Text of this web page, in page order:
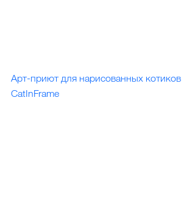
Арт-приют для нарисованных котиков
CatInFrame